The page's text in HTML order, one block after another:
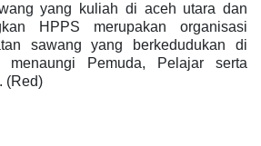
yang kuliah di aceh utara dan
HPPS merupakan organisasi
sawang yang berkedudukan di
Pemuda, Pelajar serta
(Red)